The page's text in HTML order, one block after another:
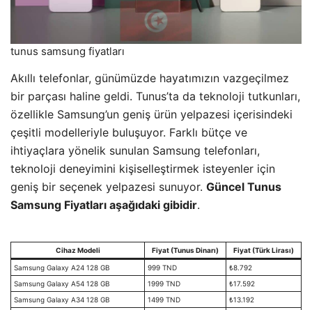
tunus samsung fiyatları
Akıllı telefonlar, günümüzde hayatımızın vazgeçilmez
bir parçası haline geldi. Tunus’ta da teknoloji tutkunları,
özellikle Samsung’un geniş ürün yelpazesi içerisindeki
çeşitli modelleriyle buluşuyor. Farklı bütçe ve
ihtiyaçlara yönelik sunulan Samsung telefonları,
teknoloji deneyimini kişiselleştirmek isteyenler için
geniş bir seçenek yelpazesi sunuyor. Güncel Tunus
Samsung Fiyatları aşağıdaki gibidir.
Cihaz Modeli Fiyat (Tunus Dinarı) Fiyat (Türk Lirası)
Samsung Galaxy A24 128 GB 999 TND
₺8.792
Samsung Galaxy A54 128 GB
1999 TND
₺17.592
Samsung Galaxy A34 128 GB
1499 TND
₺13.192